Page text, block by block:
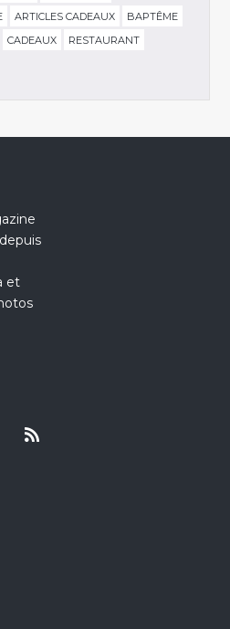
ARTICLES CADEAUX
BAPTÊME
CADEAUX
RESTAURANT
et